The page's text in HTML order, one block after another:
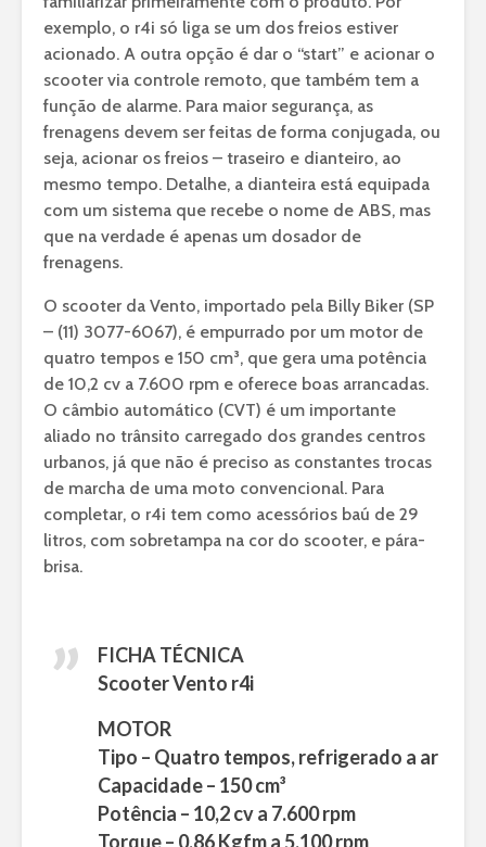
exemplo, o r4i só liga se um dos freios estiver
acionado. A outra opção é dar o “start” e acionar o
scooter via controle remoto, que também tem a
função de alarme. Para maior segurança, as
frenagens devem ser feitas de forma conjugada, ou
seja, acionar os freios – traseiro e dianteiro, ao
mesmo tempo. Detalhe, a dianteira está equipada
com um sistema que recebe o nome de ABS, mas
que na verdade é apenas um dosador de
frenagens.
O scooter da Vento, importado pela Billy Biker (SP
– (11) 3077-6067), é empurrado por um motor de
quatro tempos e 150 cm³, que gera uma potência
de 10,2 cv a 7.600 rpm e oferece boas arrancadas.
O câmbio automático (CVT) é um importante
aliado no trânsito carregado dos grandes centros
urbanos, já que não é preciso as constantes trocas
de marcha de uma moto convencional. Para
completar, o r4i tem como acessórios baú de 29
litros, com sobretampa na cor do scooter, e pára-
brisa.
FICHA TÉCNICA
Scooter Vento r4i
MOTOR
Tipo – Quatro tempos, refrigerado a ar
Capacidade – 150 cm³
Potência – 10,2 cv a 7.600 rpm
Torque – 0,86 Kgfm a 5.100 rpm